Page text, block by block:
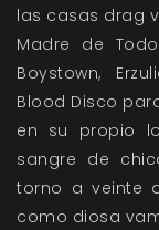
las casas drag
Madre de
Boystown,
Blood Disco
en su propio
sangre de
torno a veinte
como diosa